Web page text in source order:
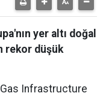
yer altı doğal
rekor düşük
Gas Infrastructure